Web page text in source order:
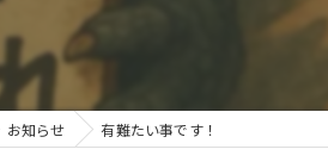
お知らせ 有難たい事です！